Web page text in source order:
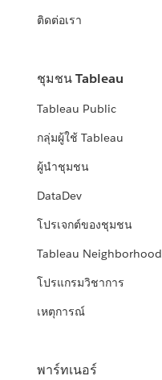
ติดต่อเรา
ชุมชน Tableau
Tableau Public
กลุ่มผู้ใช้ Tableau
ผู้นำชุมชน
DataDev
โปรเจกต์ของชุมชน
Tableau Neighborhood
โปรแกรมวิชาการ
เหตุการณ์
พาร์ทเนอร์